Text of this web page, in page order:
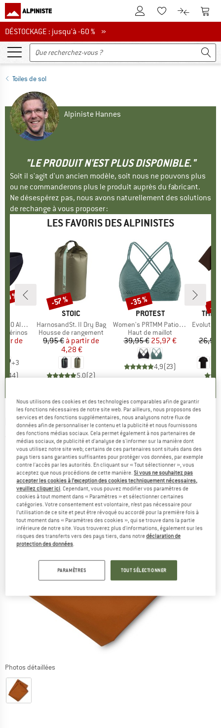
Vers le compte client
Vers la liste
Vers le
DÉSTOCKAGE : jusqu'à -60 %
DÉSTOCKAGE : jusqu'à -60 % »
Toiles de sol
Alpiniste Hannes
"LE PRODUIT N'EST PLUS DISPONIBLE."
Soit il s'agit d'un ancien modèle, soit nous ne pouvons plus
ou ne commanderons plus le produit auprès du fabricant.
Ne désespérez pas, nous avons naturellement des solutions
de rechange à vous proposer :
LES FAVORIS DES ALPINISTES
Brief
mérinos
réduit
de
+3
(44)
%
MARQUE
STOIC
Article
HarnosandSt. II Dry Bag
Product group
Housse de rangement
Prix
9,95 € Prix réduit
à partir de
4,28 €
5,0(2)
Remise
-57 %
MARQUE
PROTEST
Article
Women's PRTMM Patio Triangle
Product group
Haut de maillot
Prix
39,95 € Prix réduit
25,97 €
4,9(23)
Remise
-35 %
THE
Article
Evolution
26,95
KELTY -Wireless 4P Footprint - Toile de sol
(0)
Photos détaillées
Nous utilisons des cookies et des technologies comparables afin de garantir
les fonctions nécessaires de notre site web. Par ailleurs, nous proposons des
services et des fonctions supplémentaires, nous analysons notre flux de
données afin de personnaliser le contenu et la publicité et nous fournissons
des fonctions médias sociaux. Cela permet également à nos partenaires de
médias sociaux, de publicité et d'analyse de s'informer sur la manière dont
vous utilisez notre site web; certains de ces partenaires sont situés dans des
pays tiers sans garanties suffisantes pour protéger vos données, par exemple
contre l'accès par les autorités. En cliquant sur « Tout sélectionner », vous
acceptez que nous procédions de cette manière.Si vous ne souhaitez pas
accepter les cookies à l’exception des cookies techniquement nécessaires,
veuillez cliquer ici. Cependant, vous pouvez modifier vos paramètres de
cookies à tout moment dans « Paramètres » et sélectionner certaines
catégories. Votre consentement est volontaire, n’est pas nécessaire pour
l’utilisation de ce site et peut être révoqué ou accordé pour la première fois à
tout moment dans « Paramètres des cookies », qui se trouve dans la partie
inférieure de notre site. Vous trouverez plus d'informations, également sur les
risques des transferts vers des pays tiers, dans notredéclaration de
protection des données.
PARAMÈTRES TOUT SÉLECTIONNER